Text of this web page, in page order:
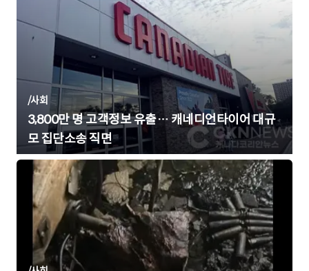
/사회
3,800만 명 고객정보 유출… 캐네디언타이어 대규
모 집단소송 직면